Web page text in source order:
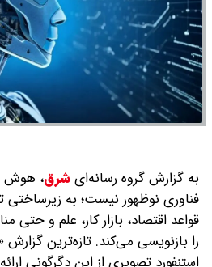
به گزارش گروه رسانه‌ایشرق، هوش
فناوری نوظهور نیست؛ به
قواعد اقتصاد، بازار کار، علم و
استنفورد تصویری از این دگرگونی